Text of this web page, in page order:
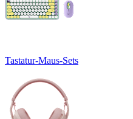
Tastatur-Maus-Sets